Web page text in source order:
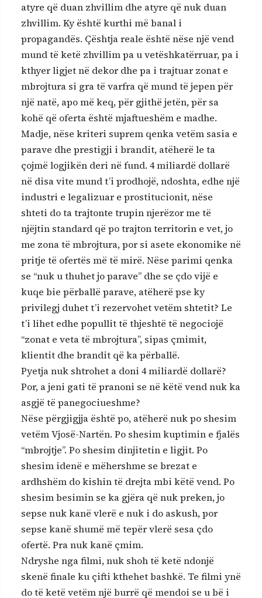
atyre që duan zhvillim dhe atyre që nuk duan
zhvillim. Ky është kurthi më banal i
propagandës. Çështja reale është nëse një vend
mund të ketë zhvillim pa u vetëshkatërruar, pa i
kthyer ligjet në dekor dhe pa i trajtuar zonat e
mbrojtura si gra të varfra që mund të jepen për
një natë, apo më keq, për gjithë jetën, për sa
kohë që oferta është mjaftueshëm e madhe.
Madje, nëse kriteri suprem qenka vetëm sasia e
parave dhe prestigji i brandit, atëherë le ta
çojmë logjikën deri në fund. 4 miliardë dollarë
në disa vite mund t’i prodhojë, ndoshta, edhe një
industri e legalizuar e prostitucionit, nëse
shteti do ta trajtonte trupin njerëzor me të
njëjtin standard që po trajton territorin e vet, jo
me zona të mbrojtura, por si asete ekonomike në
pritje të ofertës më të mirë. Nëse parimi qenka
se “nuk u thuhet jo parave” dhe se çdo vijë e
kuqe bie përballë parave, atëherë pse ky
privilegj duhet t’i rezervohet vetëm shtetit? Le
t’i lihet edhe popullit të thjeshtë të negociojë
“zonat e veta të mbrojtura”, sipas çmimit,
klientit dhe brandit që ka përballë.
Pyetja nuk shtrohet a doni 4 miliardë dollarë?
Por, a jeni gati të pranoni se në këtë vend nuk ka
asgjë të panegociueshme?
Nëse përgjigjja është po, atëherë nuk po shesim
vetëm Vjosë-Nartën. Po shesim kuptimin e fjalës
“mbrojtje”. Po shesim dinjitetin e ligjit. Po
shesim idenë e mëhershme se brezat e
ardhshëm do kishin të drejta mbi këtë vend. Po
shesim besimin se ka gjëra që nuk preken, jo
sepse nuk kanë vlerë e nuk i do askush, por
sepse kanë shumë më tepër vlerë sesa çdo
ofertë. Pra nuk kanë çmim.
Ndryshe nga filmi, nuk shoh të ketë ndonjë
skenë finale ku çifti kthehet bashkë. Te filmi ynë
do të ketë vetëm një burrë që mendoi se u bë i